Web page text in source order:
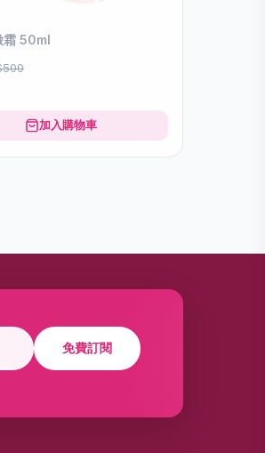
霜 50ml
加入購物車
免費訂閱